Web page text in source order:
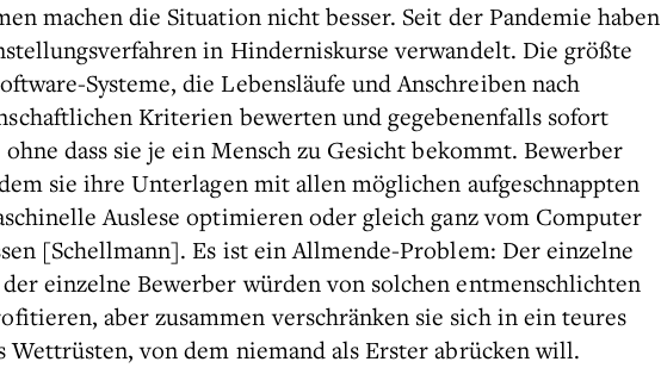
machen die Situation nicht besser. Seit der Pandemie haben
in Hinderniskurse verwandelt. Die größte
Systeme, die Lebensläufe und Anschreiben nach
Kriterien bewerten und gegebenenfalls sofort
dass sie je ein Mensch zu Gesicht bekommt. Bewerber
sie ihre Unterlagen mit allen möglichen aufgeschnappten
Auslese optimieren oder gleich ganz vom Computer
[Schellmann]. Es ist ein Allmende-Problem: Der einzelne
einzelne Bewerber würden von solchen entmenschlichten
aber zusammen verschränken sie sich in ein teures
Wettrüsten, von dem niemand als Erster abrücken will.